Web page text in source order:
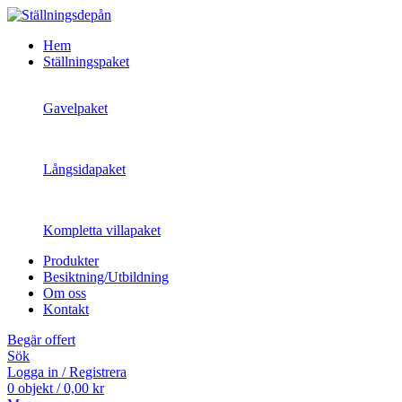
Hem
Ställningspaket
Gavelpaket
Långsidapaket
Kompletta villapaket
Produkter
Besiktning/Utbildning
Om oss
Kontakt
Begär offert
Sök
Logga in / Registrera
0 objekt / 0,00 kr